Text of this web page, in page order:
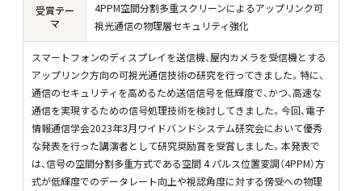
受賞テー
マ
4PPM空間分割多重スクリーンによるアップリンク可
視光通信の物理層セキュリティ強化
スマートフォンのディスプレイを送信機、屋内カメラを受信機とする
アップリンク方向の可視光通信技術の研究を行ってきました。特に、
通信のセキュリティを高めるため送信信号を低輝度で、かつ、高速な
通信を実現するための信号処理技術を検討してきました。今回、電子
情報通信学会2023年3月ワイドバンドシステム研究会において優秀
な発表を行った講演者として研究奨励賞を受賞しました。本発表で
は、信号の空間分割多重方式である空間 4 パルス位置変調（4PPM）方
式が低輝度でのデータレート向上や視認角度に対する傍受への物理